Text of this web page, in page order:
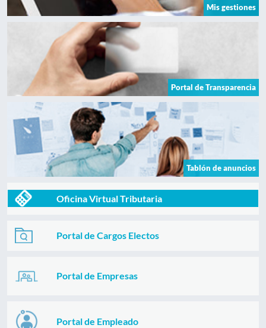
Mis gestiones
Portal de Transparencia
Tablón de anuncios
Oficina Virtual Tributaria
Portal de Cargos Electos
Portal de Empresas
Portal de Empleado